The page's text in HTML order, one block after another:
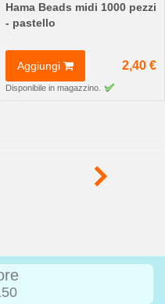
Hama Beads midi 1000 pezzi
- pastello
Aggiungi 2,40 €
Disponibile in magazzino.